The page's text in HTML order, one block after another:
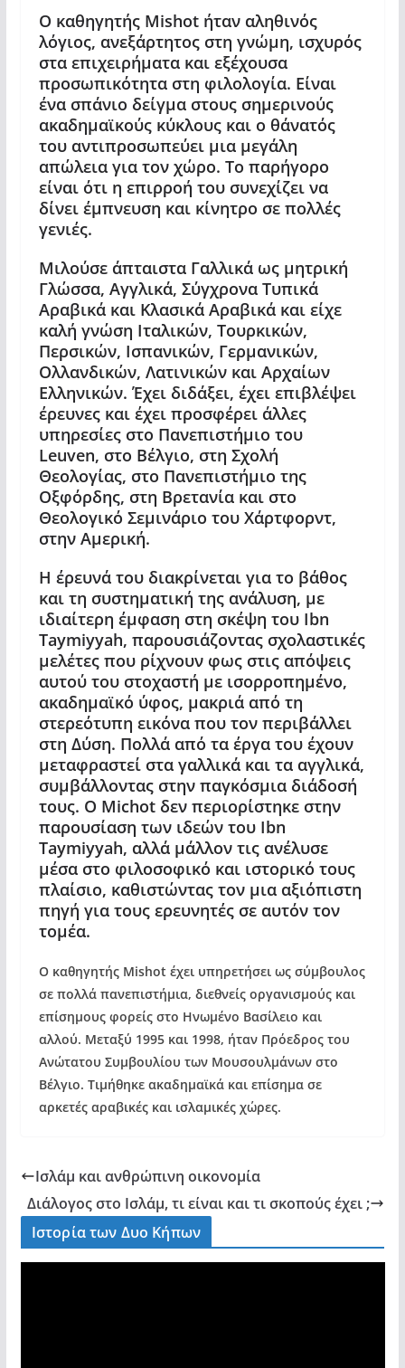
Ο καθηγητής Mishotήταν αληθινός
λόγιος, ανεξάρτητος στη γνώμη, ισχυρός
στα επιχειρήματα και εξέχουσα
προσωπικότητα στη φιλολογία. Είναι
ένα σπάνιο δείγμα στους σημερινούς
ακαδημαϊκούς κύκλους και ο θάνατός
του αντιπροσωπεύει μια μεγάλη
απώλεια για τον χώρο. Το παρήγορο
είναι ότι η επιρροή του συνεχίζει να
δίνει έμπνευση και κίνητρο σε πολλές
γενιές.
Μιλούσε άπταιστα Γαλλικά ως μητρική
Γλώσσα, Αγγλικά, Σύγχρονα Τυπικά
Αραβικά και Κλασικά Αραβικά και είχε
καλή γνώση Ιταλικών, Τουρκικών,
Περσικών, Ισπανικών, Γερμανικών,
Ολλανδικών, Λατινικών και Αρχαίων
Ελληνικών. Έχει διδάξει, έχει επιβλέψει
έρευνες και έχει προσφέρει άλλες
υπηρεσίες στο Πανεπιστήμιο του
Leuven, στο Βέλγιο, στη Σχολή
Θεολογίας, στο Πανεπιστήμιο της
Οξφόρδης, στη Βρετανία και στο
Θεολογικό Σεμινάριο του Χάρτφορντ,
στην Αμερική.
Η έρευνά του διακρίνεται για το βάθος
και τη συστηματική της ανάλυση, με
ιδιαίτερη έμφαση στη σκέψη του Ibn
Taymiyyah, παρουσιάζοντας σχολαστικές
μελέτες που ρίχνουν φως στις απόψεις
αυτού του στοχαστή με ισορροπημένο,
ακαδημαϊκό ύφος, μακριά από τη
στερεότυπη εικόνα που τον περιβάλλει
στη Δύση. Πολλά από τα έργα του έχουν
μεταφραστεί στα γαλλικά και τα αγγλικά,
συμβάλλοντας στην παγκόσμια διάδοσή
τους. Ο Michotδεν περιορίστηκε στην
παρουσίαση των ιδεών του Ibn
Taymiyyah, αλλά μάλλον τις ανέλυσε
μέσα στο φιλοσοφικό και ιστορικό τους
πλαίσιο, καθιστώντας τον μια αξιόπιστη
πηγή για τους ερευνητές σε αυτόν τον
τομέα.
Ο καθηγητής Mishot έχει υπηρετήσει ως σύμβουλος
σε πολλά πανεπιστήμια, διεθνείς οργανισμούς και
επίσημους φορείς στο Ηνωμένο Βασίλειο και
αλλού. Μεταξύ 1995 και 1998, ήταν Πρόεδρος του
Ανώτατου Συμβουλίου των Μουσουλμάνων στο
Βέλγιο. Τιμήθηκε ακαδημαϊκά και επίσημα σε
αρκετές αραβικές και ισλαμικές χώρες.
Ισλάμ και ανθρώπινη οικονομία
Διάλογος στο Ισλάμ, τι είναι και τι σκοπούς έχει ;
Ιστορία των Δυο Κήπων